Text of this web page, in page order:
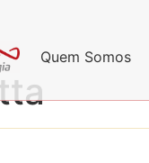
Quem Somos